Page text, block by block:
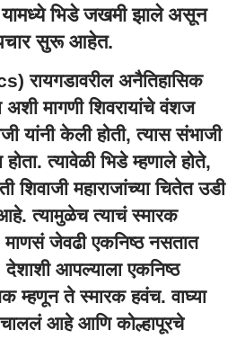
यामध्ये भिडे जखमी झाले असून
सुरू आहेत.
रायगडावरील अनैतिहासिक
अशी मागणी शिवरायांचे वंशज
यांनी केली होती, त्यास संभाजी
त्यावेळी भिडे म्हणाले होते,
शिवाजी महाराजांच्या चितेत उडी
त्यामुळेच त्याचं स्मारक
जेवढी एकनिष्ठ नसतात
आपल्याला एकनिष्ठ
म्हणून ते स्मारक हवंच. वाघ्या
चाललं आहे आणि कोल्हापूरचे